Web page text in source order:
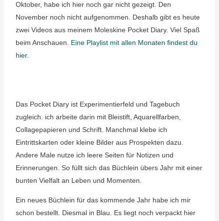
Oktober, habe ich hier noch gar nicht gezeigt. Den
November noch nicht aufgenommen. Deshalb gibt es heute
zwei Videos aus meinem Moleskine Pocket Diary. Viel Spaß
beim Anschauen. Eine Playlist mit allen Monaten findest du
hier.
Das Pocket Diary ist Experimentierfeld und Tagebuch
zugleich. ich arbeite darin mit Bleistift, Aquarellfarben,
Collagepapieren und Schrift. Manchmal klebe ich
Eintrittskarten oder kleine Bilder aus Prospekten dazu.
Andere Male nutze ich leere Seiten für Notizen und
Erinnerungen. So füllt sich das Büchlein übers Jahr mit einer
bunten Vielfalt an Leben und Momenten.
Ein neues Büchlein für das kommende Jahr habe ich mir
schon bestellt. Diesmal in Blau. Es liegt noch verpackt hier